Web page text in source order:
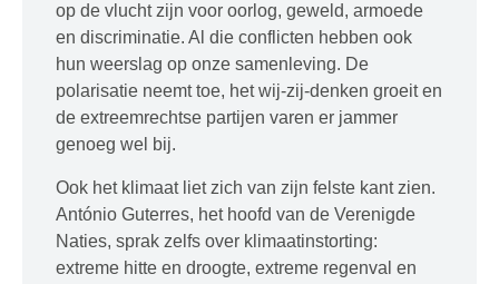
op de vlucht zijn voor oorlog, geweld, armoede
en discriminatie. Al die conflicten hebben ook
hun weerslag op onze samenleving. De
polarisatie neemt toe, het wij-zij-denken groeit en
de extreemrechtse partijen varen er jammer
genoeg wel bij.
Ook het klimaat liet zich van zijn felste kant zien.
António Guterres, het hoofd van de Verenigde
Naties, sprak zelfs over klimaatinstorting:
extreme hitte en droogte, extreme regenval en